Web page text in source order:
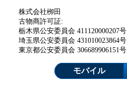
株式会社栁田
古物商許可証:
栃木県公安委員会 411120000207号
埼玉県公安委員会 431010023864号
東京都公安委員会 306689906151号
モバイル